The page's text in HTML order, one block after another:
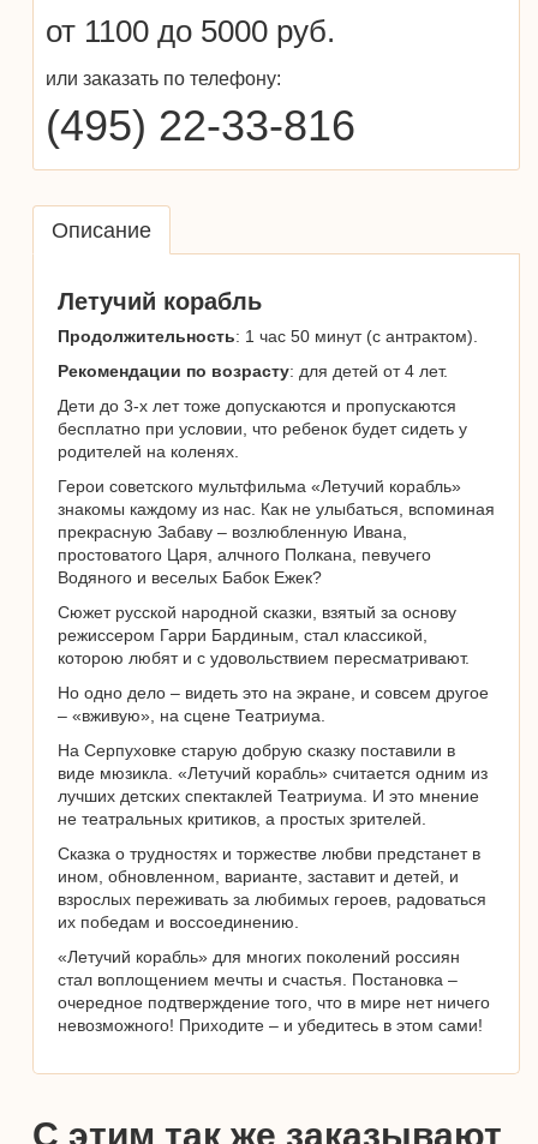
от 1100 до 5000 руб.
или заказать по телефону:
(495) 22-33-816
Описание
Летучий корабль
Продолжительность: 1 час 50 минут (с антрактом).
Рекомендации по возрасту: для детей от 4 лет.
Дети до 3-х лет тоже допускаются и пропускаются
бесплатно при условии, что ребенок будет сидеть у
родителей на коленях.
Герои советского мультфильма «Летучий корабль»
знакомы каждому из нас. Как не улыбаться, вспоминая
прекрасную Забаву – возлюбленную Ивана,
простоватого Царя, алчного Полкана, певучего
Водяного и веселых Бабок Ежек?
Сюжет русской народной сказки, взятый за основу
режиссером Гарри Бардиным, стал классикой,
которою любят и с удовольствием пересматривают.
Но одно дело – видеть это на экране, и совсем другое
– «вживую», на сцене Театриума.
На Серпуховке старую добрую сказку поставили в
виде мюзикла. «Летучий корабль» считается одним из
лучших детских спектаклей Театриума. И это мнение
не театральных критиков, а простых зрителей.
Сказка о трудностях и торжестве любви предстанет в
ином, обновленном, варианте, заставит и детей, и
взрослых переживать за любимых героев, радоваться
их победам и воссоединению.
«Летучий корабль» для многих поколений россиян
стал воплощением мечты и счастья. Постановка –
очередное подтверждение того, что в мире нет ничего
невозможного! Приходите – и убедитесь в этом сами!
С этим так же заказывают